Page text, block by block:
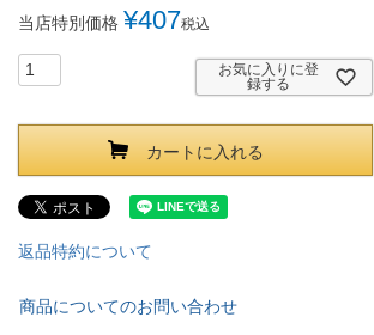
当店特別価格 ¥407税込
お気に入りに登
録する
カートに入れる
返品特約について
商品についてのお問い合わせ